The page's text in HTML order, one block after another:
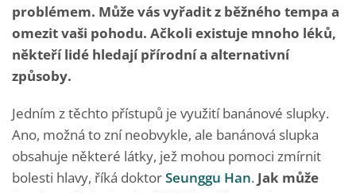
problémem. Může vás vyřadit z běžného tempa a
omezit vaši pohodu. Ačkoli existuje mnoho léků,
někteří lidé hledají přírodní a alternativní
způsoby.
Jedním z těchto přístupů je využití banánové slupky.
Ano, možná to zní neobvykle, ale banánová slupka
obsahuje některé látky, jež mohou pomoci zmírnit
bolesti hlavy, říká doktorSeunggu Han. Jak může